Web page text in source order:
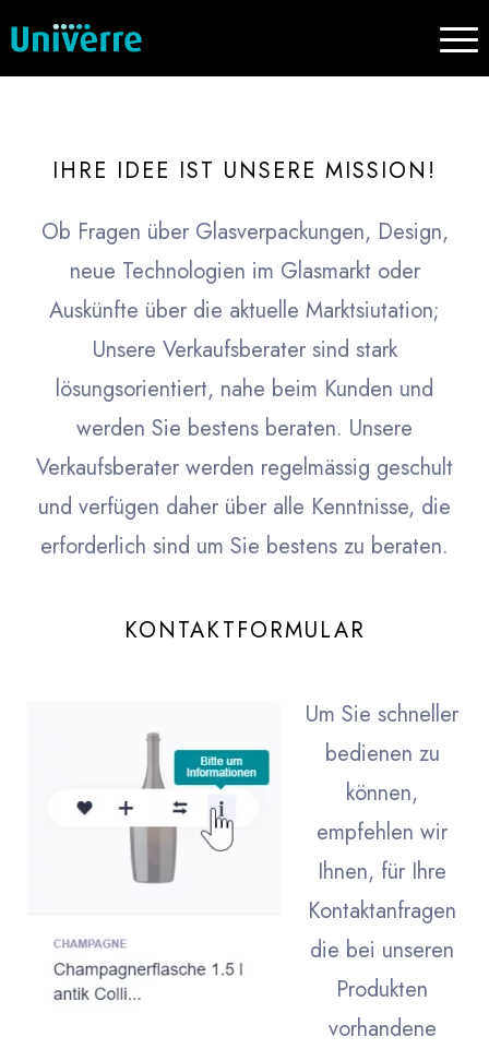
IHRE IDEE IST UNSERE MISSION!
Ob Fragen über Glasverpackungen, Design,
neue Technologien im Glasmarkt oder
Auskünfte über die aktuelle Marktsiutation;
Unsere Verkaufsberater sind stark
lösungsorientiert, nahe beim Kunden und
werden Sie bestens beraten. Unsere
Verkaufsberater werden regelmässig geschult
und verfügen daher über alle Kenntnisse, die
erforderlich sind um Sie bestens zu beraten.
KONTAKTFORMULAR
Um Sie schneller
bedienen zu
können,
empfehlen wir
Ihnen, für Ihre
Kontaktanfragen
die bei unseren
Produkten
vorhandene